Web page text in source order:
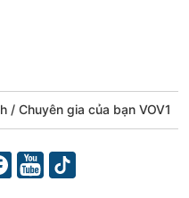
Tin Khoa học & Công nghệ
Kết nối công nghệ
Sống chung với biến đổi
khí hậu
Chuyên gia của bạn VOV1